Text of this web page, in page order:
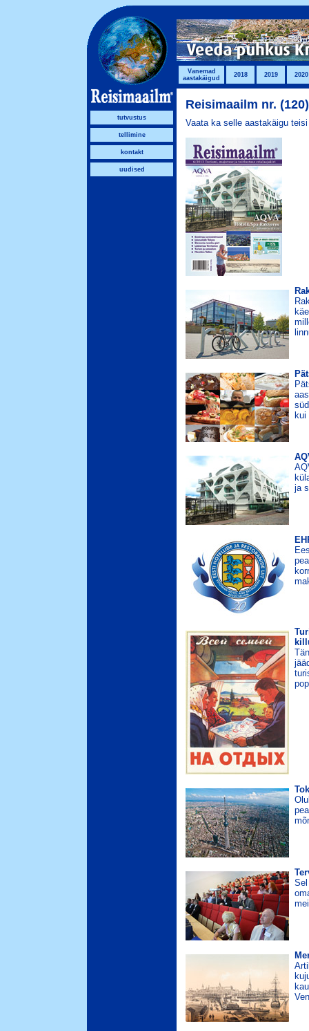
Vanemad
aastakäigud
2018 2019 2020
tutvustus
tellimine
kontakt
uudised
Reisimaailm nr.
Vaata ka selle aastakäigu
ja